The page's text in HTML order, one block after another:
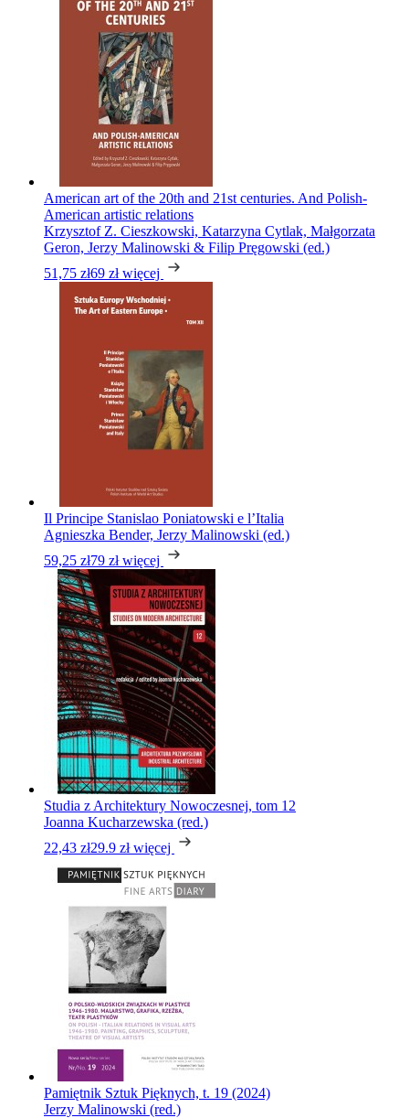
American art of the 20th and 21st centuries. And Polish-
American artistic relations
Krzysztof Z. Cieszkowski, Katarzyna Cytlak, Małgorzata
Geron, Jerzy Malinowski & Filip Pręgowski (ed.)
51,75 zł69 zł więcej
Il Principe Stanislao Poniatowski e l’Italia
Agnieszka Bender, Jerzy Malinowski (ed.)
59,25 zł79 zł więcej
Studia z Architektury Nowoczesnej, tom 12
Joanna Kucharzewska (red.)
22,43 zł29.9 zł więcej
Pamiętnik Sztuk Pięknych, t. 19 (2024)
Jerzy Malinowski (red.)